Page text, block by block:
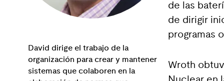
David dirige el trabajo de la
organización para crear y mantener
sistemas que colaboren en la
de las
de dirigir
programas
Wroth